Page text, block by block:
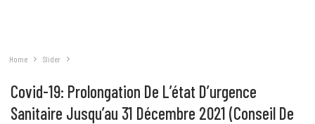
Home Slider
Covid-19: Prolongation De L’état D’urgence
Sanitaire Jusqu’au 31 Décembre 2021 (Conseil De